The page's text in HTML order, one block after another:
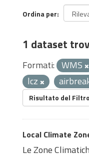
Ordina per
1 dataset
Formati: WMS
lcz
Risultato del Filtro
Local Climate
Le Zone